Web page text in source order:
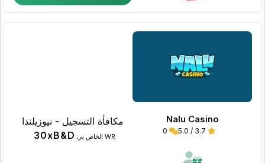
Nalu Casino
3.7 / 5.0
0
مكافأة التسجيل - نيوزيلندا
WR الخاص بي: 30xB&D